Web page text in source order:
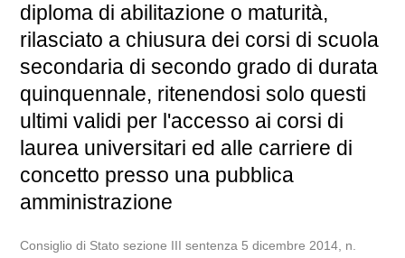
diploma di abilitazione o maturità,
rilasciato a chiusura dei corsi di scuola
secondaria di secondo grado di durata
quinquennale, ritenendosi solo questi
ultimi validi per l'accesso ai corsi di
laurea universitari ed alle carriere di
concetto presso una pubblica
amministrazione
Consiglio di Stato sezione III sentenza 5 dicembre 2014, n.